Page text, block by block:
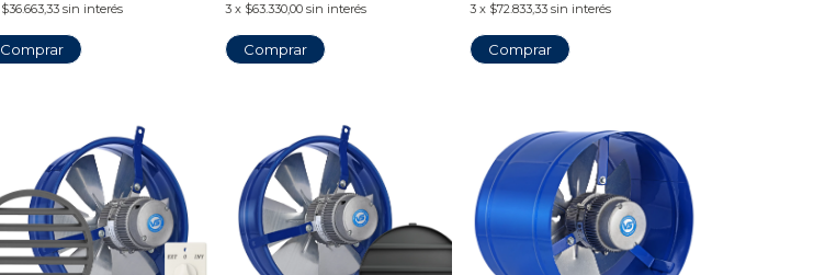
$36.663,33 sin interés
Comprar
3 x $63.330,00 sin interés
Comprar
3 x $72.833,33 sin interés
Comprar